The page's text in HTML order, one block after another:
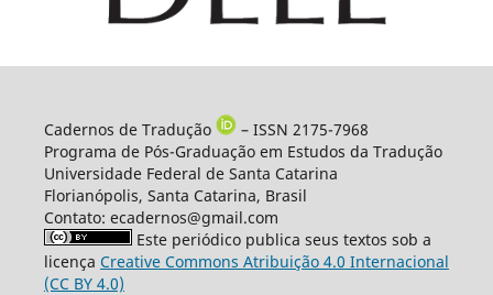
Cadernos de Tradução
– ISSN 2175-7968
Programa de Pós-Graduação em Estudos da Tradução
Universidade Federal de Santa Catarina
Florianópolis, Santa Catarina, Brasil
Contato: ecadernos@gmail.com
Este periódico publica seus textos sob a
licença Creative Commons Atribuição 4.0 Internacional
(CC BY 4.0)